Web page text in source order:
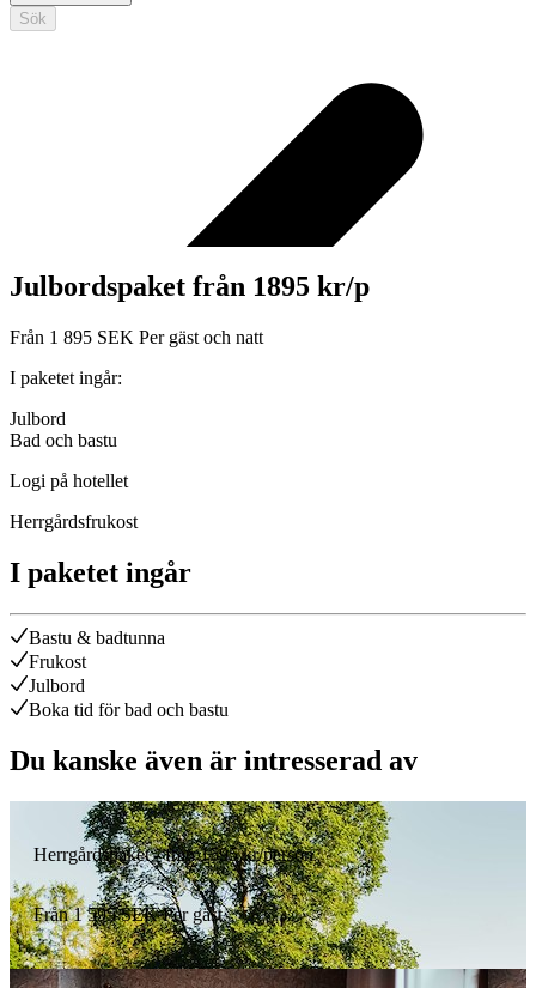
Sök
Julbordspaket från 1895 kr/p
Från 1 895 SEK Per gäst och natt
I paketet ingår:
Julbord
Bad och bastu
Logi på hotellet
Herrgårdsfrukost
I paketet ingår
Bastu & badtunna
Frukost
Julbord
Boka tid för bad och bastu
Du kanske även är intresserad av
Herrgårdspaket - från 1595 kr/person
Från 1 595 SEK Per gäst